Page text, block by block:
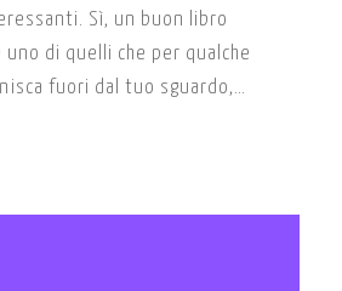
Sì, un buon libro
uno di quelli che per qualche
fuori dal tuo sguardo,…